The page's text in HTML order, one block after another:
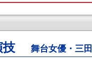
技 舞台女優・三